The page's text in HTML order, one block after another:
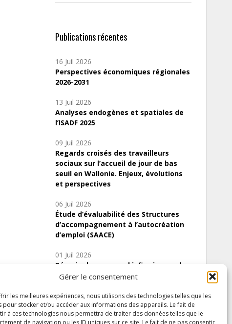
Gérer le consentement
les meilleures expériences, nous utilisons des technologies telles que les
pour stocker et/ou accéder aux informations des appareils. Le fait de
à ces technologies nous permettra de traiter des données telles que le
de navigation ou les ID uniques sur ce site. Le fait de ne pas consentir
Publications récentes
16 Juil 2026
Perspectives économiques régionales
2026-2031
13 Juil 2026
Analyses endogènes et spatiales de
l’ISADF 2025
09 Juil 2026
Regards croisés des travailleurs
sociaux sur l’accueil de jour de bas
seuil en Wallonie. Enjeux, évolutions
et perspectives
06 Juil 2026
Étude d’évaluabilité des Structures
d’accompagnement à l’autocréation
d’emploi (SAACE)
01 Juil 2026
Pénurie du personnel infirmier :quels
indicateurs d’offre de soins pour